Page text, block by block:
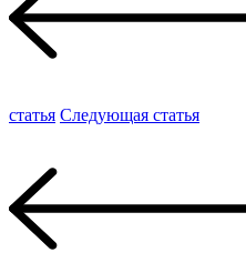
статья Следующая статья